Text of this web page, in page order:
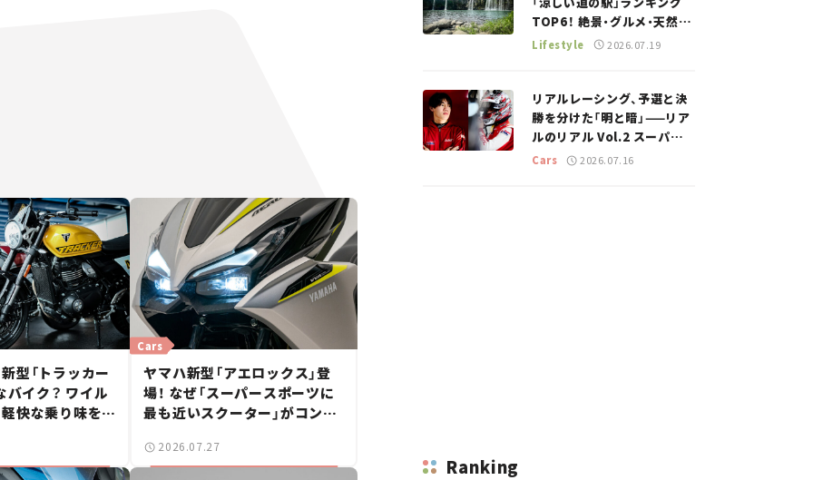
型「トラッカー
バイク？ ワイル
快な乗り味を両
】
Cars
ヤマハ新型「アエロックス」登
場！ なぜ「スーパースポーツに
最も近いスクーター」がコンセ
2026.07.27
TOP6！ 絶景・グルメ・天然ク
ーラーなど、避暑におすすめ
Lifestyle 2026.07.19
リアルレーシング、予選と決
勝を分けた「明と暗」——リア
ルのリアル Vol.2 スーパー
GT 2026開幕戦 岡山国際サ
Cars 2026.07.16
Ranking